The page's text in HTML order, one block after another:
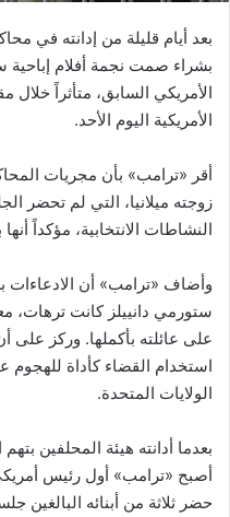
بعد أيام قليلة من إدانته في
بشراء صمت نجمة أفلام إباحية
الأمريكي السابق، متأثراً
الأمريكية اليوم الأحد.
أقر «ترامب» بأن مجريات
زوجته ميلانيا، التي لم تحضر
النشاطات الانتخابية، مؤكداً
وأضاف «ترامب» أن الادعاءات
ستورمي دانييلز كانت ترهات،
على عائلته بأكملها. وركز على
استخدام القضاء كأداة للهجوم
الولايات المتحدة.
بعدما أدانته هيئة المحلفين
أصبح «ترامب» أول رئيس
حضر ثلاثة من أبنائه البالغين